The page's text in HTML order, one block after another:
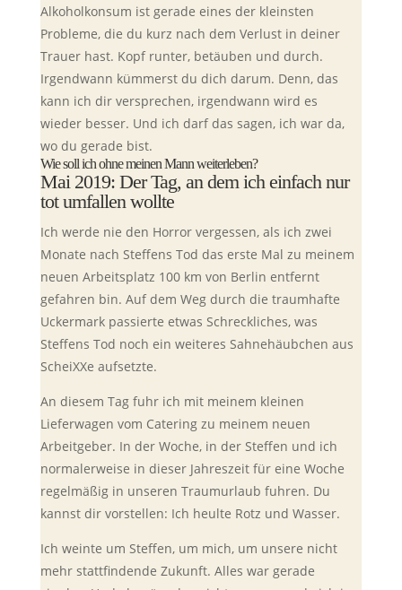
Alkoholkonsum ist gerade eines der kleinsten
Probleme, die du kurz nach dem Verlust in deiner
Trauer hast. Kopf runter, betäuben und durch.
Irgendwann kümmerst du dich darum. Denn, das
kann ich dir versprechen, irgendwann wird es
wieder besser. Und ich darf das sagen, ich war da,
wo du gerade bist.
Wie soll ich ohne meinen Mann weiterleben?
Mai 2019: Der Tag, an dem ich einfach nur
tot umfallen wollte
Ich werde nie den Horror vergessen, als ich zwei
Monate nach Steffens Tod das erste Mal zu meinem
neuen Arbeitsplatz 100 km von Berlin entfernt
gefahren bin. Auf dem Weg durch die traumhafte
Uckermark passierte etwas Schreckliches, was
Steffens Tod noch ein weiteres Sahnehäubchen aus
ScheiXXe aufsetzte.
An diesem Tag fuhr ich mit meinem kleinen
Lieferwagen vom Catering zu meinem neuen
Arbeitgeber. In der Woche, in der Steffen und ich
normalerweise in dieser Jahreszeit für eine Woche
regelmäßig in unseren Traumurlaub fuhren. Du
kannst dir vorstellen: Ich heulte Rotz und Wasser.
Ich weinte um Steffen, um mich, um unsere nicht
mehr stattfindende Zukunft. Alles war gerade